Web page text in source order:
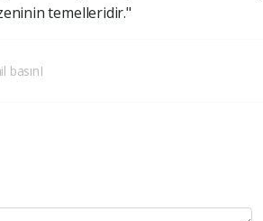
temelleridir."
basınI